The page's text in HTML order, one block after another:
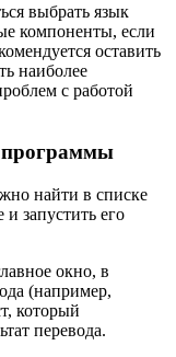
выбрать язык
компоненты, если
оставить
наиболее
с работой
программы
найти в списке
запустить его
окно, в
(например,
который
перевода.